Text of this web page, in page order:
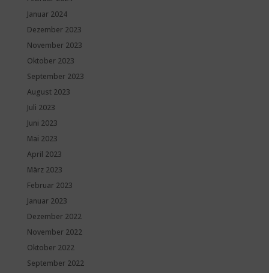
Januar 2024
Dezember 2023
November 2023
Oktober 2023
September 2023
August 2023
Juli 2023
Juni 2023
Mai 2023
April 2023
März 2023
Februar 2023
Januar 2023
Dezember 2022
November 2022
Oktober 2022
September 2022